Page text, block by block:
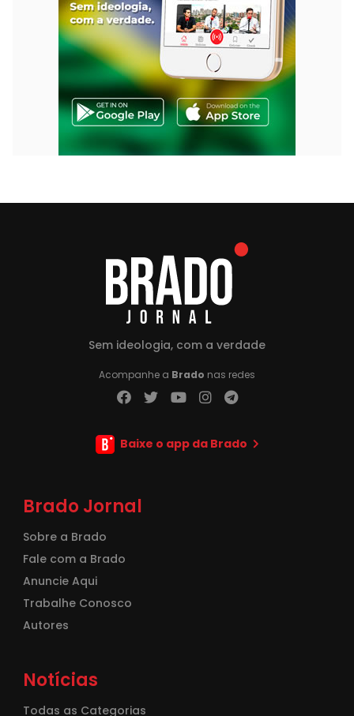
Sem ideologia, com a verdade
Acompanhe a Brado nas redes
Baixe o app da Brado
Brado Jornal
Sobre a Brado
Fale com a Brado
Anuncie Aqui
Trabalhe Conosco
Autores
Notícias
Todas as Categorias